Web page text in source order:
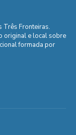
Três Fronteiras.
original e local sobre
formada por